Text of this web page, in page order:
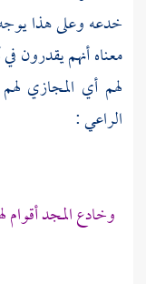
خدعه وعلى هذا
معناه أنهم يقدرون
لهم أي المجازي
الراعي:
وخادع المجد